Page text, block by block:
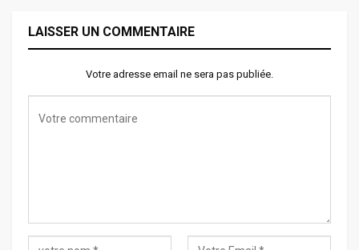
LAISSER UN COMMENTAIRE
Votre adresse email ne sera pas publiée.